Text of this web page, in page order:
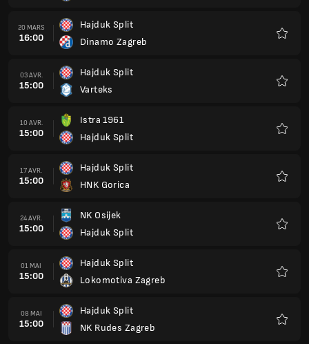
20 MARS
16:00
Hajduk Split
Dinamo Zagreb
03 AVR.
15:00
Hajduk Split
Varteks
10 AVR.
15:00
Istra 1961
Hajduk Split
17 AVR.
15:00
Hajduk Split
HNK Gorica
24 AVR.
15:00
NK Osijek
Hajduk Split
01 MAI
15:00
Hajduk Split
Lokomotiva Zagreb
08 MAI
15:00
Hajduk Split
NK Rudes Zagreb